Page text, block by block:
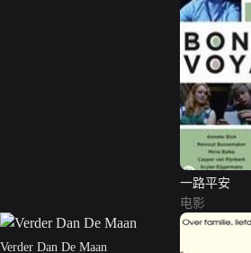
一路平安
电影
Verder Dan De Maan